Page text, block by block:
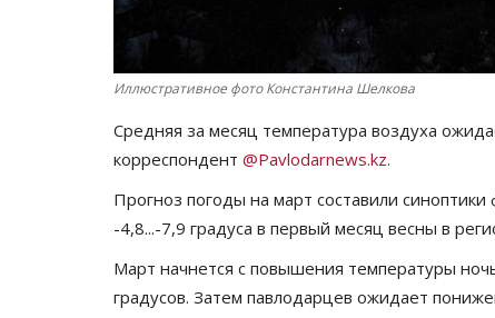
Иллюстративное фото Константина Шелкова
Средняя за месяц температура воздуха
корреспондент @Pavlodarnews.kz.
Прогноз погоды на март составили
-4,8...-7,9 градуса в первый месяц весны в
Март начнется с повышения температуры
градусов. Затем павлодарцев ожидает